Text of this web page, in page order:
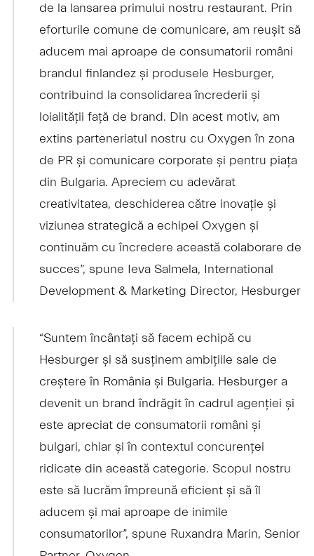
de la lansarea primului nostru restaurant. Prin
eforturile comune de comunicare, am reușit să
aducem mai aproape de consumatorii români
brandul finlandez și produsele Hesburger,
contribuind la consolidarea încrederii și
loialității față de brand. Din acest motiv, am
extins parteneriatul nostru cu Oxygen în zona
de PR și comunicare corporate și pentru piața
din Bulgaria. Apreciem cu adevărat
creativitatea, deschiderea către inovație și
viziunea strategică a echipei Oxygen și
continuăm cu încredere această colaborare de
succes”, spune Ieva Salmela, International
Development & Marketing Director, Hesburger
“Suntem încântați să facem echipă cu
Hesburger și să susținem ambițiile sale de
creștere în România și Bulgaria. Hesburger a
devenit un brand îndrăgit în cadrul agenției și
este apreciat de consumatorii români și
bulgari, chiar și în contextul concurenței
ridicate din această categorie. Scopul nostru
este să lucrăm împreună eficient și să îl
aducem și mai aproape de inimile
consumatorilor”, spune Ruxandra Marin, Senior